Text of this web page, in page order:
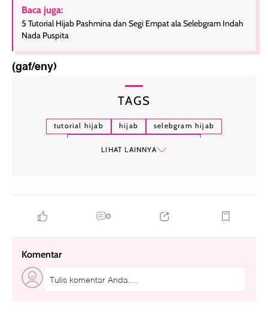
Baca juga:
5 Tutorial Hijab Pashmina dan Segi Empat ala Selebgram Indah
Nada Puspita
(gaf/eny)
TAGS
tutorial hijab hijab
selebgram hijab
LIHAT LAINNYA
0
Komentar
Tulis komentar Anda....